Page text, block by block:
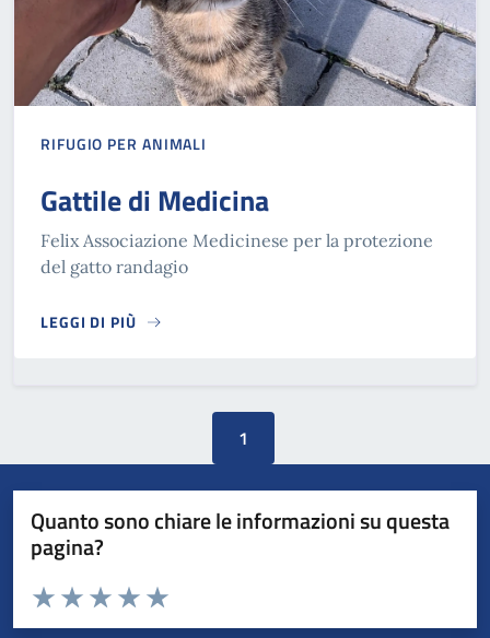
RIFUGIO PER ANIMALI
Gattile di Medicina
Felix Associazione Medicinese per la protezione
del gatto randagio
LEGGI DI PIÙ
GATTILE DI MEDICINA
1
Quanto sono chiare le informazioni su questa
pagina?
Valuta da 1 a 5 stelle la pagina
Valuta 5 stelle su 5
Valuta 4 stelle su 5
Valuta 3 stelle su 5
Valuta 2 stelle su 5
Valuta 1 stelle su 5